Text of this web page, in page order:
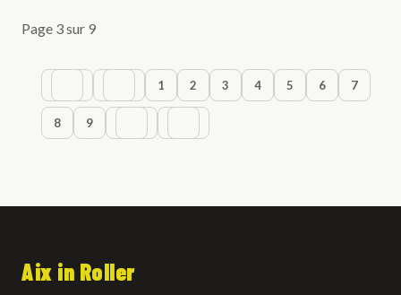
Page 3 sur 9
1 2 3 4 5 6 7
8 9
Aix in Roller